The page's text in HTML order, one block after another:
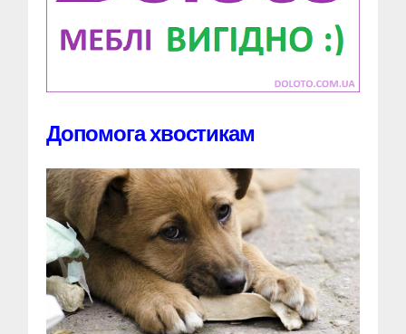
Допомога хвостикам